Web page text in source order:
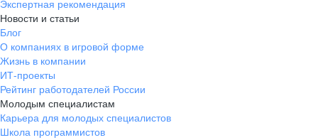
Экспертная рекомендация
Новости и статьи
Блог
О компаниях в игровой форме
Жизнь в компании
ИТ-проекты
Рейтинг работодателей России
Молодым специалистам
Карьера для молодых специалистов
Школа программистов